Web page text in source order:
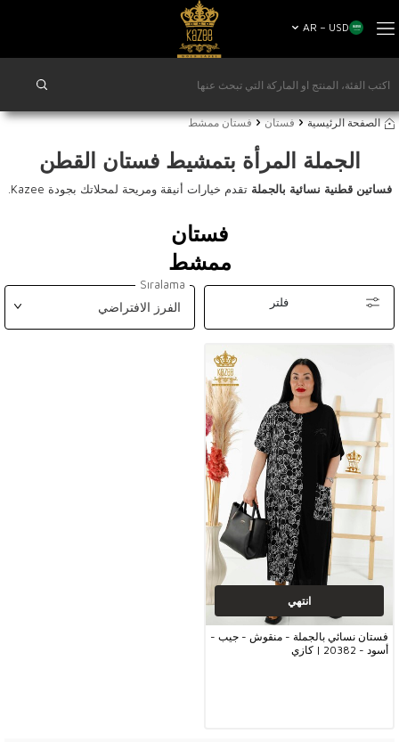
AR − USD
الصفحة الرئيسية فستان فستان ممشط
الجملة المرأة بتمشيط فستان القطن
فساتين قطنية نسائية بالجملة تقدم خيارات أنيقة ومريحة لمحلاتك بجودة Kazee.
فستان
ممشط
فلتر
Sıralama
انتهي
فستان نسائي بالجملة - منقوش - جيب -
أسود - 20382 | كازي